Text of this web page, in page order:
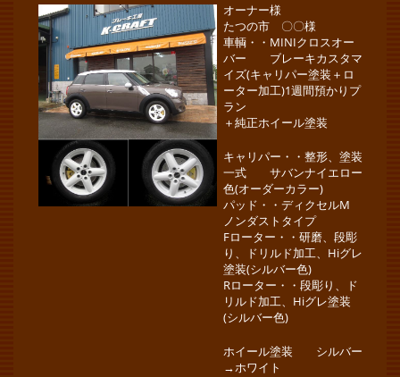
オーナー様
たつの市 〇〇様
車輌・・MINIクロスオー
バー ブレーキカスタマ
イズ(キャリパー塗装＋ロ
ーター加工)1週間預かりプ
ラン
＋純正ホイール塗装
キャリパー・・整形、塗装
一式 サバンナイエロー
色(オーダーカラー)
パッド・・ディクセルM
ノンダストタイプ
Fローター・・研磨、段彫
り、ドリルド加工、Hiグレ
塗装(シルバー色)
Rローター・・段彫り、ド
リルド加工、Hiグレ塗装
(シルバー色)
ホイール塗装 シルバー
→ホワイト